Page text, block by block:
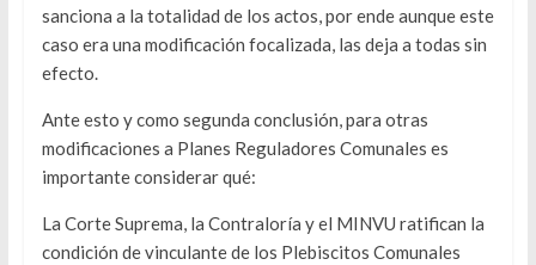
sanciona a la totalidad de los actos, por ende aunque este
caso era una modificación focalizada, las deja a todas sin
efecto.
Ante esto y como segunda conclusión, para otras
modificaciones a Planes Reguladores Comunales es
importante considerar qué:
La Corte Suprema, la Contraloría y el MINVU ratifican la
condición de vinculante de los Plebiscitos Comunales